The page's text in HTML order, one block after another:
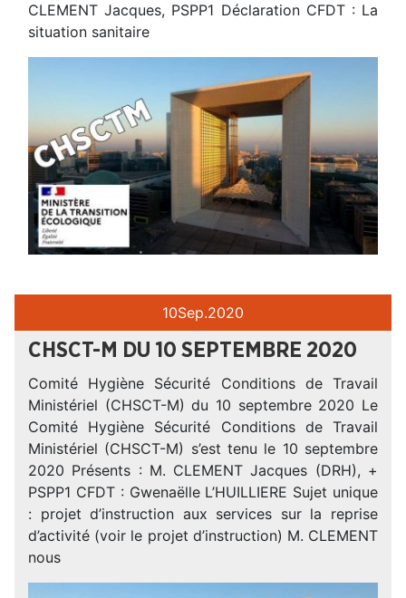
CLEMENT Jacques, PSPP1 Déclaration CFDT : La
situation sanitaire
10Sep.2020
CHSCT-M DU 10 SEPTEMBRE 2020
Comité Hygiène Sécurité Conditions de Travail
Ministériel (CHSCT-M) du 10 septembre 2020 Le
Comité Hygiène Sécurité Conditions de Travail
Ministériel (CHSCT-M) s’est tenu le 10 septembre
2020 Présents : M. CLEMENT Jacques (DRH), +
PSPP1 CFDT : Gwenaëlle L’HUILLIERE Sujet unique
: projet d’instruction aux services sur la reprise
d’activité (voir le projet d’instruction) M. CLEMENT
nous